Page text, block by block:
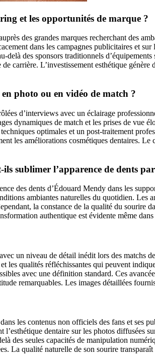
et les opportunités de marque ?
des grandes marques recherchant des
dans les campagnes publicitaires et
des sponsors traditionnels
carrière. L’investissement esthétique
photo ou en vidéo de match ?
d’interviews avec un éclairage
dynamiques de match et les prises de vue
optimales et un post-traitement
les améliorations cosmétiques dentaires.
sublimer l’apparence de dents
des dents d’Édouard Mendy dans les
ambiantes naturelles du quotidien. Les
la constance de la qualité du sourire
authentique est évidente même
un niveau de détail inédit lors des matchs
qualités réfléchissantes qui peuvent
avec une définition standard. Ces
remarquables. Les images détaillées
les contenus non officiels des fans et ses
dentaire sur les photos diffusées
des seules capacités de manipulation
La qualité naturelle de son sourire